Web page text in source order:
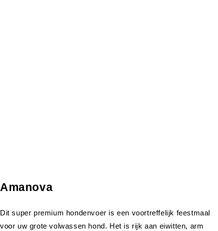
Amanova
Dit super premium hondenvoer is een voortreffelijk feestmaal
voor uw grote volwassen hond. Het is rijk aan eiwitten, arm